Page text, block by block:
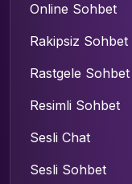
Online Sohbet
Rakipsiz Sohbet
Rastgele Sohbet
Resimli Sohbet
Sesli Chat
Sesli Sohbet